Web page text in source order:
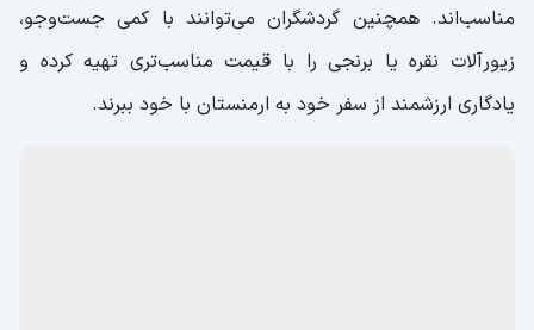
جواهرات نقره (Արծաթյա զարդեր)؛ زیبا و خاص
جواهرات ارمنستان یکی از محبوب‌ترین و خاص‌ترین
سوغاتی‌هایی هستند که می‌توان از ارمنستان تهیه کرد. این